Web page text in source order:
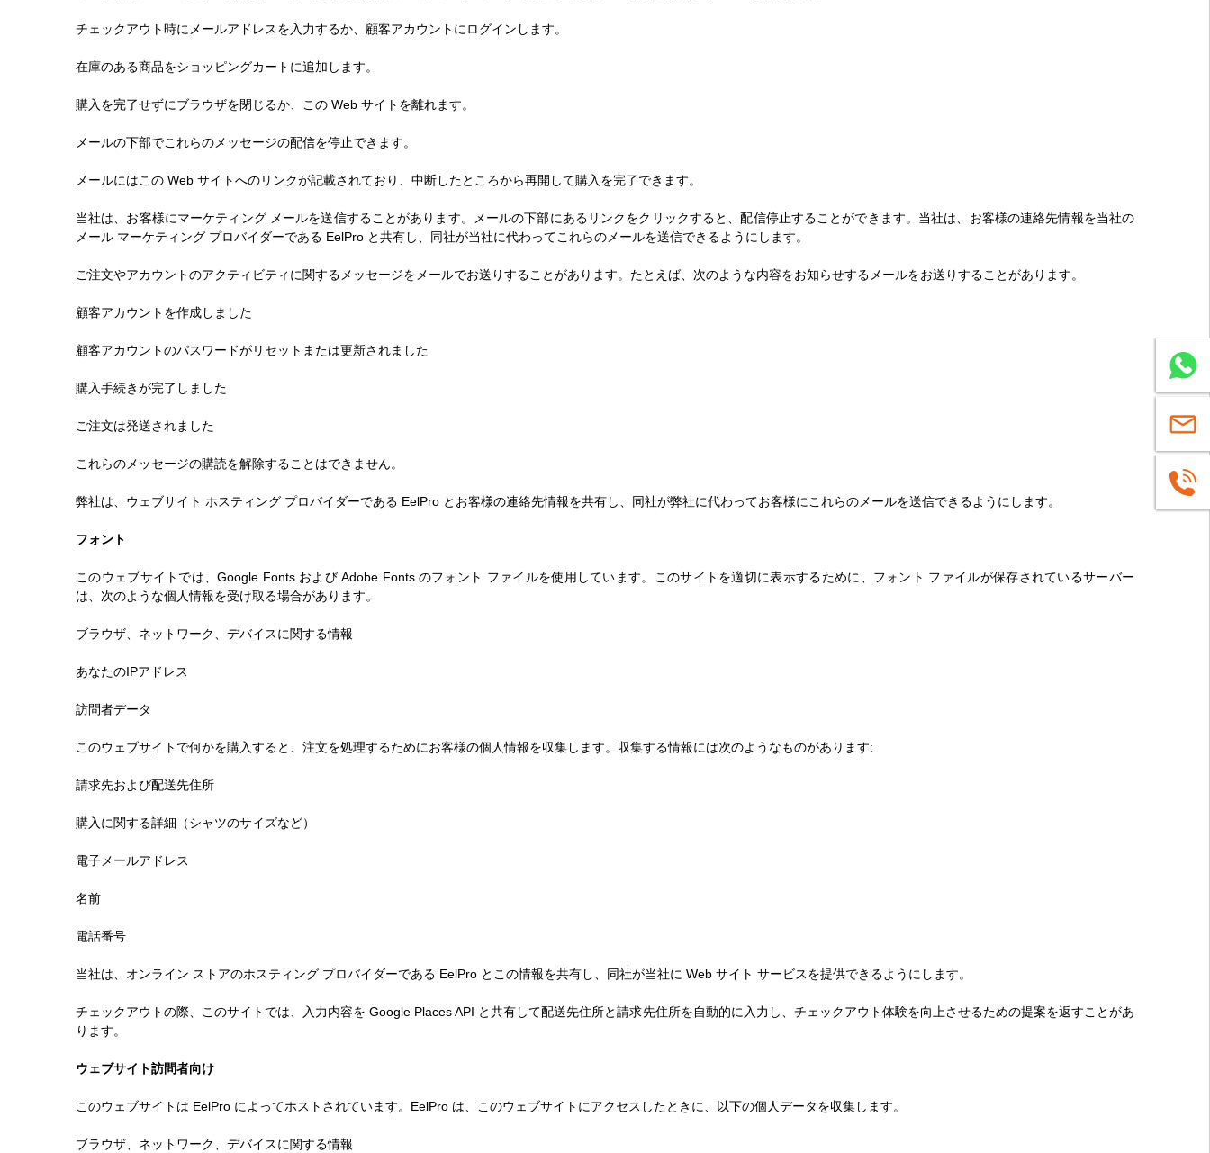
チェックアウト時にメールアドレスを入力するか、顧客アカウントにログインします。
在庫のある商品をショッピングカートに追加します。
購入を完了せずにブラウザを閉じるか、この Web サイトを離れます。
メールの下部でこれらのメッセージの配信を停止できます。
メールにはこの Web サイトへのリンクが記載されており、中断したところから再開して購入を完了できます。
当社は、お客様にマーケティング メールを送信することがあります。メールの下部にあるリンクをクリックすると、配信停止することができます。当社は、お客様の連絡先情報を当社の
メール マーケティング プロバイダーである EelPro と共有し、同社が当社に代わってこれらのメールを送信できるようにします。
ご注文やアカウントのアクティビティに関するメッセージをメールでお送りすることがあります。たとえば、次のような内容をお知らせするメールをお送りすることがあります。
顧客アカウントを作成しました
顧客アカウントのパスワードがリセットまたは更新されました
購入手続きが完了しました
ご注文は発送されました
これらのメッセージの購読を解除することはできません。
弊社は、ウェブサイト ホスティング プロバイダーである EelPro とお客様の連絡先情報を共有し、同社が弊社に代わってお客様にこれらのメールを送信できるようにします。
フォント
このウェブサイトでは、Google Fonts および Adob​​e Fonts のフォント ファイルを使用しています。このサイトを適切に表示するために、フォント ファイルが保存されているサーバー
は、次のような個人情報を受け取る場合があります。
ブラウザ、ネットワーク、デバイスに関する情報
あなたのIPアドレス
訪問者データ
このウェブサイトで何かを購入すると、注文を処理するためにお客様の個人情報を収集します。収集する情報には次のようなものがあります:
請求先および配送先住所
購入に関する詳細（シャツのサイズなど）
電子メールアドレス
名前
電話番号
当社は、オンライン ストアのホスティング プロバイダーである EelPro とこの情報を共有し、同社が当社に Web サイト サービスを提供できるようにします。
チェックアウトの際、このサイトでは、入力内容を Google Places API と共有して配送先住所と請求先住所を自動的に入力し、チェックアウト体験を向上させるための提案を返すことがあ
ります。
ウェブサイト訪問者向け
このウェブサイトは EelPro によってホストされています。EelPro は、このウェブサイトにアクセスしたときに、以下の個人データを収集します。
ブラウザ、ネットワーク、デバイスに関する情報
ワ
ッ
ツ